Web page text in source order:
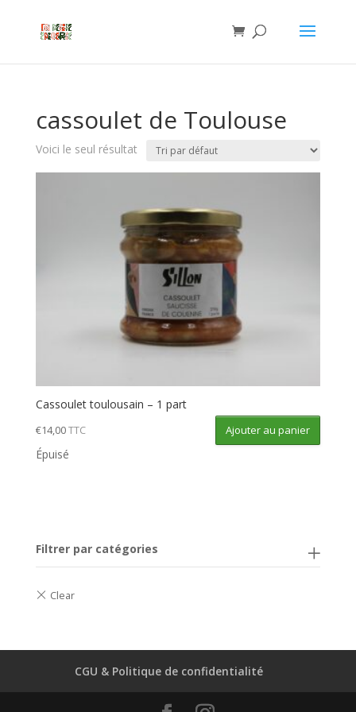
cassoulet de Toulouse
Voici le seul résultat
Cassoulet toulousain – 1 part
€14,00TTC Ajouter au panier
Épuisé
Filtrer par catégories
CGU & Politique de confidentialité